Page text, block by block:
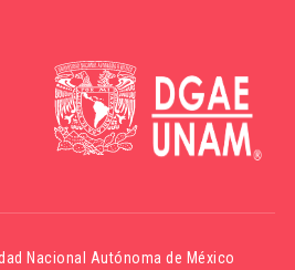
Nacional Autónoma de México